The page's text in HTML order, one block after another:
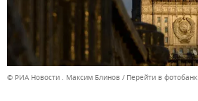
© РИА Новости . Максим Блинов Перейти в фотобанк